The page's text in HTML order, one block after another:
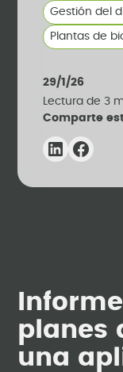
Gestión del
Plantas de
29/1/26
Lectura de 3
Comparte
planes
una